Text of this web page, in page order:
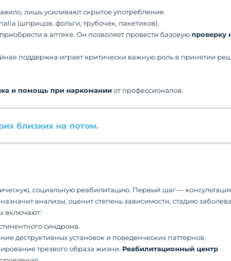
лишь усиливают скрытое употребление.
(шприцов, фольги, трубочек, пакетиков).
в аптеке. Он позволяет провести базовую проверку
поддержка играет критически важную роль в принятии
и помощь при наркоманииот профессионалов.
близких на потом.
социальную реабилитацию. Первый шаг —
анализы, оценит степень зависимости, стадию
включают:
синдрома.
деструктивных установок и поведенческих паттернов.
трезвого образа жизни. Реабилитационный центр